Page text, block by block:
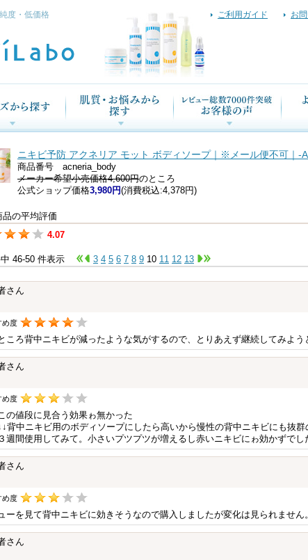
度・低価格 ご利用ガイド お
ニキビ予防 アクネリア モット ボディソープ｜※メール便不可｜-
商品番号 acneria_body
メーカー希望小売価格4,600円のところ
公式ショップ価格3,980円(消費税込:4,378円)
品の平均評価
4.07
46-50 件表示 3 4 5 6 7 8 9 10 11 12 13
さん
め度
ころ背中ニキビが減ったような気がするので、とりあえず継続してみよう
さん
め度
の値段に見合う効果ゎ無かった
背中ニキビ用のボディソープにしたら高いから慢性の背中ニキビにも抜
週間使用してみて。小さいプツプツが増えるし赤いニキビにゎ効かずでし
さん
め度
ーを見て背中ニキビに効きそうなので購入しましたが変化は見られません
さん